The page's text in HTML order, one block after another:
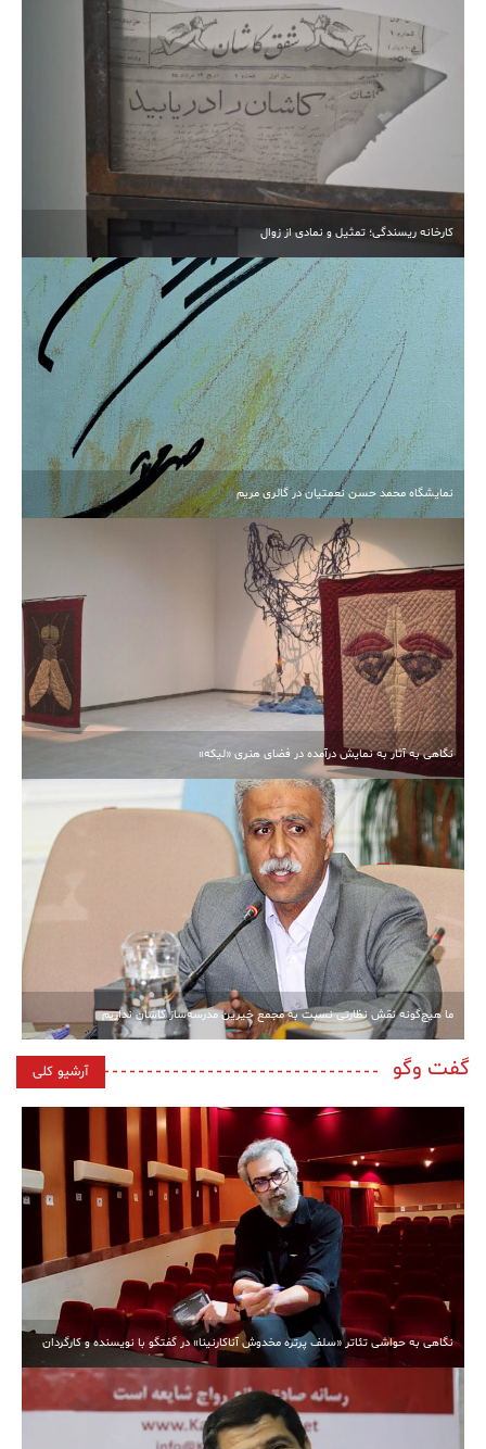
کارخانه ریسندگی؛ تمثیل و نمادی از زوال
نمایشگاه محمد حسن نعمتیان در گالری مریم
نگاهی به آثار به نمایش درآمده در فضای هنری «لیکه»
ما هیچ‌گونه نقش نظارتی نسبت به مجمع خیرین مدرسه‌ساز کاشان نداریم
گفت وگو آرشیو کلی
نگاهی به حواشی تئاتر «سلف پرتره مخدوش آناکارنینا» در گفتگو با نویسنده و کارگردان